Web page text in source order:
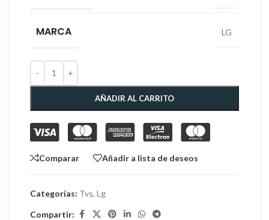
MARCA LG
AÑADIR AL CARRITO
Comparar Añadir a lista de deseos
Categorías: Tvs, Lg
Compartir: